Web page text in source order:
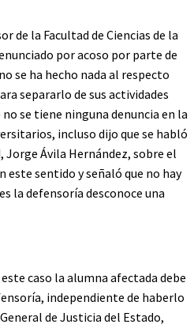
de la Facultad de Ciencias de la
por acoso por parte de
se ha hecho nada al respecto
separarlo de sus actividades
se tiene ninguna denuncia en la
incluso dijo que se habló
Jorge Ávila Hernández, sobre el
este sentido y señaló que no hay
la defensoría desconoce una
caso la alumna afectada debe
independiente de haberlo
de Justicia del Estado,